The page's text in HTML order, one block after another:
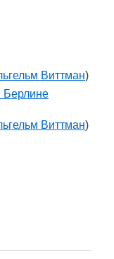
Виттман)
Берлине
Виттман)